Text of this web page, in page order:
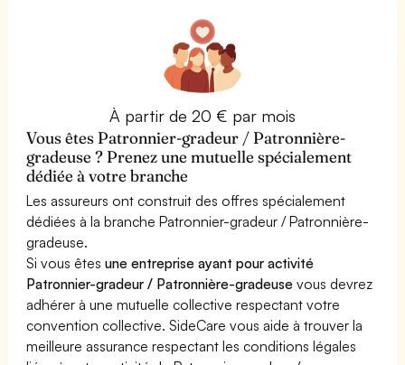
À partir de 20 € par mois
Vous êtes Patronnier-gradeur / Patronnière-
gradeuse ? Prenez une mutuelle spécialement
dédiée à votre branche
Les assureurs ont construit des offres spécialement
dédiées à la branche Patronnier-gradeur / Patronnière-
gradeuse.
Si vous êtesune entreprise ayant pour activité
Patronnier-gradeur / Patronnière-gradeuse vous devrez
adhérer à une mutuelle collective respectant votre
convention collective. SideCare vous aide à trouver la
meilleure assurance respectant les conditions légales